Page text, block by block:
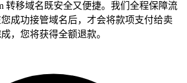
转移域名既安全又便捷。我们全程保障流
成功接管域名后，才会将款项支付给卖
，您将获得全额退款。